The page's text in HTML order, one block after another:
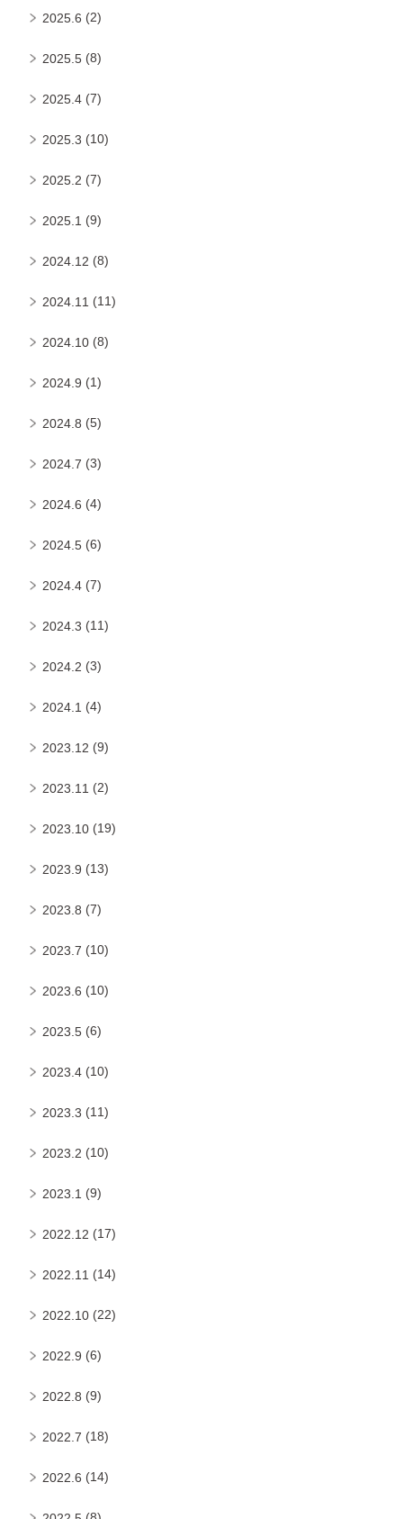
2025.6 (2)
2025.5 (8)
2025.4 (7)
2025.3 (10)
2025.2 (7)
2025.1 (9)
2024.12 (8)
2024.11 (11)
2024.10 (8)
2024.9 (1)
2024.8 (5)
2024.7 (3)
2024.6 (4)
2024.5 (6)
2024.4 (7)
2024.3 (11)
2024.2 (3)
2024.1 (4)
2023.12 (9)
2023.11 (2)
2023.10 (19)
2023.9 (13)
2023.8 (7)
2023.7 (10)
2023.6 (10)
2023.5 (6)
2023.4 (10)
2023.3 (11)
2023.2 (10)
2023.1 (9)
2022.12 (17)
2022.11 (14)
2022.10 (22)
2022.9 (6)
2022.8 (9)
2022.7 (18)
2022.6 (14)